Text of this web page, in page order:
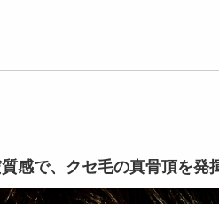
感で、クセ毛の真骨頂を発